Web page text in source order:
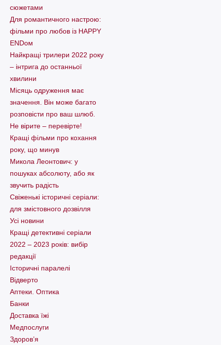
сюжетами
Для романтичного настрою:
фільми про любов із HAPPY
ENDом
Найкращі трилери 2022 року
– інтрига до останньої
хвилини
Місяць одруження має
значення. Він може багато
розповісти про ваш шлюб.
Не вірите – перевірте!
Кращі фільми про кохання
року, що минув
Микола Леонтович: у
пошуках абсолюту, або як
звучить радість
Свіженькі історичні серіали:
для змістовного дозвілля
Усі новини
Кращі детективні серіали
2022 – 2023 років: вибір
редакції
Історичні паралелі
Відверто
Аптеки. Оптика
Банки
Доставка їжі
Медпослуги
Здоров’я